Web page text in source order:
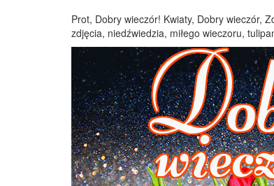
Prot, Dobry wieczór! Kwiaty, Dobry wieczór,
zdjęcia, niedźwiedzia, miłego wieczoru,